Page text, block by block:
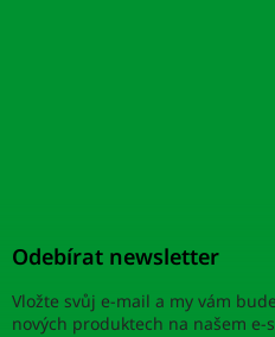
Odebírat newsletter
Vložte svůj e-mail a my vám
nových produktech na našem e-